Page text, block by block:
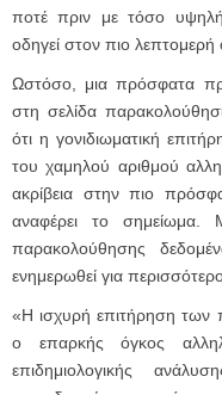
ποτέ πριν με τόσο
οδηγεί στον πιο
Ωστόσο, μια πρόσφατα
στη σελίδα
ότι η γονιδιωματική
του χαμηλού αριθμού
ακρίβεια στην πιο
αναφέρει το σημείωμα.
παρακολούθησης
ενημερωθεί για
«Η ισχυρή επιτήρηση των
ο επαρκής όγκος
επιδημιολογικής